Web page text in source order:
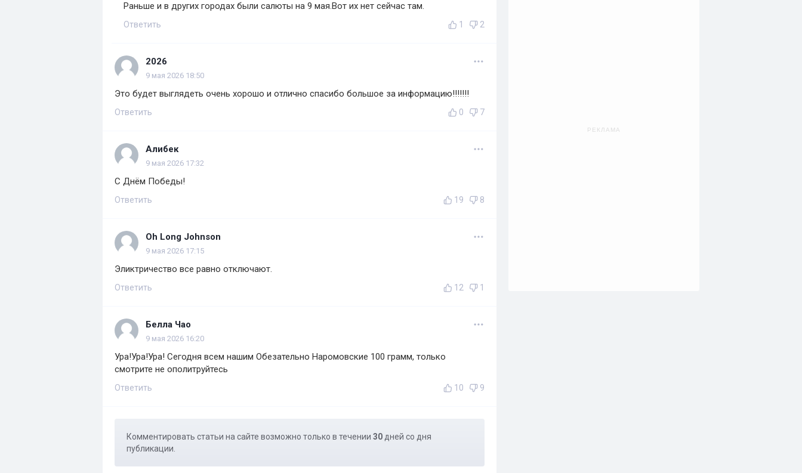
Раньше и в других городах были салюты на 9 мая.Вот их нет сейчас там.
Ответить 1 2
2026
9 мая 2026 18:50
Это будет выглядеть очень хорошо и отлично спасибо большое за информацию!!!!!!!
Ответить 0 7
Алибек
9 мая 2026 17:32
С Днём Победы!
Ответить 19 8
Oh Long Johnson
9 мая 2026 17:15
Эликтричество все равно отключают.
Ответить 12 1
Белла Чао
9 мая 2026 16:20
Ура!Ура!Ура! Сегодня всем нашим Обезательно Наромовские 100 грамм, только
смотрите не ополитруйтесь
Ответить 10 9
Комментировать статьи на сайте возможно только в течении 30 дней со дня
публикации.